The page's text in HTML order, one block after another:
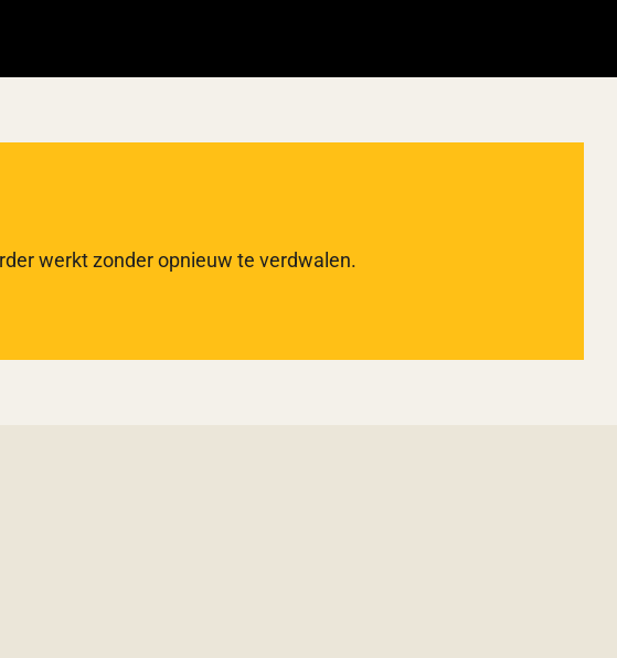
werkt zonder opnieuw te verdwalen.